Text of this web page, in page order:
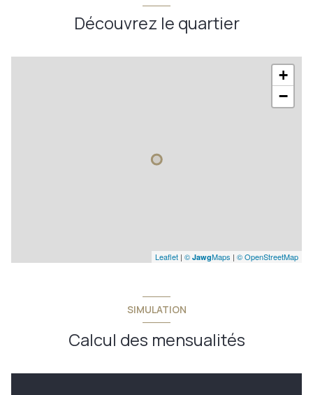
Découvrez le quartier
+
−
Leaflet | © JawgMaps | © OpenStreetMap
SIMULATION
Calcul des mensualités